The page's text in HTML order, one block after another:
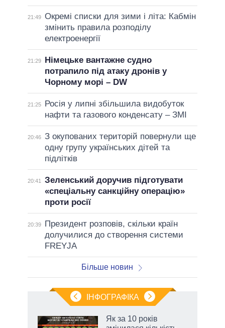
21:49 Окремі списки для зими і літа: Кабмін
змінить правила розподілу
електроенергії
21:29
Німецьке вантажне судно
потрапило під атаку дронів у
Чорному морі – DW
21:25
Росія у липні збільшила видобуток
нафти та газового конденсату – ЗМІ
20:46 З окупованих територій повернули ще
одну групу українських дітей та
підлітків
20:41
Зеленський доручив підготувати
«спеціальну санкційну операцію»
проти росії
20:39
Президент розповів, скільки країн
долучилися до створення системи
FREYJA
Більше новин
ІНФОГРАФІКА
Як за 10 років